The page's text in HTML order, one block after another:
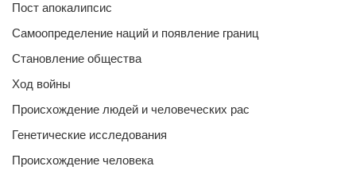
Пост апокалипсис
Самоопределение наций и появление границ
Становление общества
Ход войны
Происхождение людей и человеческих рас
Генетические исследования
Происхождение человека